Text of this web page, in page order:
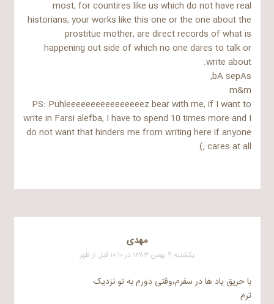
most, for countires like us which do not have real
historians, your works like this one or the one about the
prostitue mother, are direct records of what is
happening out side of which no one dares to talk or
write about.
bA sepAs,
m&m
PS: Puhleeeeeeeeeeeeeeeez bear with me, if I want to
write in Farsi alefba, I have to spend 10 times more and I
do not want that hinders me from writing here if anyone
cares at all ;)
مهدی
یکشنبه ۴ بهمن ۱۳۸۳ در ۱۰:۱۰ قبل از ظهر
با حریق یاد ها در سفرم،وقتی دورم به تو نزدیک
ترم